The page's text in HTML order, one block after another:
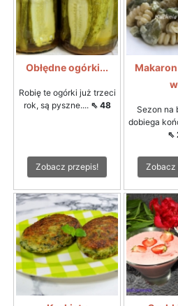
Obłędne ogórki...
Robię te ogórki już trzeci
rok, są pyszne.... ⇖ 48
Zobacz przepis!
Sezon na
dobiega
⇖
Zobacz